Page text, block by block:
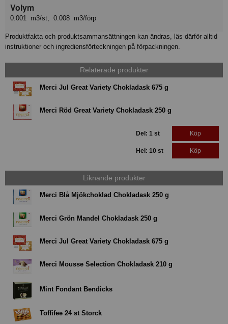
Volym
0.001 m3/st, 0.008 m3/förp
Produktfakta och produktsammansättningen kan ändras, läs därför alltid
instruktioner och ingrediensförteckningen på förpackningen.
Relaterade produkter
Merci Jul Great Variety Chokladask 675 g
Merci Röd Great Variety Chokladask 250 g
Del: 1 st Köp
Hel: 10 st Köp
Liknande produkter
Merci Blå Mjökchoklad Chokladask 250 g
Merci Grön Mandel Chokladask 250 g
Merci Jul Great Variety Chokladask 675 g
Merci Mousse Selection Chokladask 210 g
Mint Fondant Bendicks
Toffifee 24 st Storck